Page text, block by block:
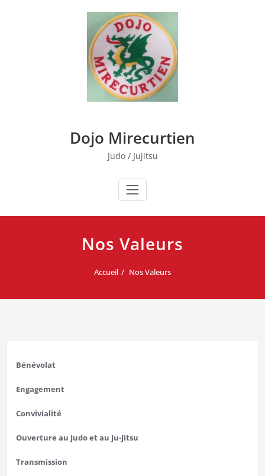
Dojo Mirecurtien
Judo / Jujitsu
Nos Valeurs
Accueil Nos Valeurs
Bénévolat
Engagement
Convivialité
Ouverture au Judo et au Ju-Jitsu
Transmission